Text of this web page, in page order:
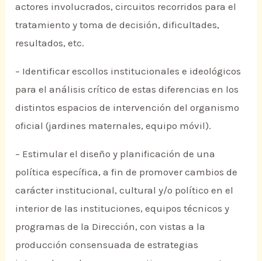
actores involucrados, circuitos recorridos para el
tratamiento y toma de decisión, dificultades,
resultados, etc.
– Identificar escollos institucionales e ideológicos
para el análisis crítico de estas diferencias en los
distintos espacios de intervención del organismo
oficial (jardines maternales, equipo móvil).
– Estimular el diseño y planificación de una
política específica, a fin de promover cambios de
carácter institucional, cultural y/o político en el
interior de las instituciones, equipos técnicos y
programas de la Dirección, con vistas a la
producción consensuada de estrategias